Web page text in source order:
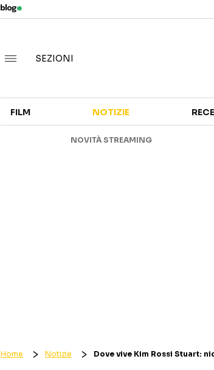
SEZIONI
FILM NOTIZIE
NOVITÀ STREAMING
Home Notizie Dove vive Kim Rossi Stuart: